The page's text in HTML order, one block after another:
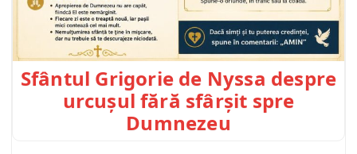
Sfântul Grigorie de Nyssa despre
urcușul fără sfârșit spre
Dumnezeu